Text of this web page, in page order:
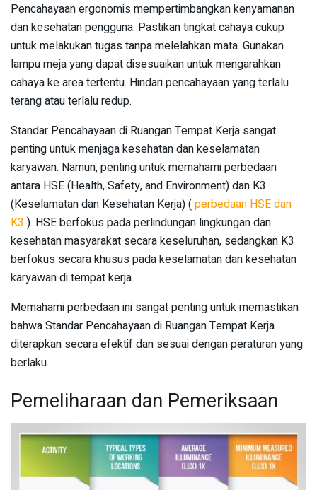
Pencahayaan ergonomis mempertimbangkan kenyamanan
dan kesehatan pengguna. Pastikan tingkat cahaya cukup
untuk melakukan tugas tanpa melelahkan mata. Gunakan
lampu meja yang dapat disesuaikan untuk mengarahkan
cahaya ke area tertentu. Hindari pencahayaan yang terlalu
terang atau terlalu redup.
Standar Pencahayaan di Ruangan Tempat Kerja sangat
penting untuk menjaga kesehatan dan keselamatan
karyawan. Namun, penting untuk memahami perbedaan
antara HSE (Health, Safety, and Environment) dan K3
(Keselamatan dan Kesehatan Kerja) (perbedaan HSE dan
K3 ). HSE berfokus pada perlindungan lingkungan dan
kesehatan masyarakat secara keseluruhan, sedangkan K3
berfokus secara khusus pada keselamatan dan kesehatan
karyawan di tempat kerja.
Memahami perbedaan ini sangat penting untuk memastikan
bahwa Standar Pencahayaan di Ruangan Tempat Kerja
diterapkan secara efektif dan sesuai dengan peraturan yang
berlaku.
Pemeliharaan dan Pemeriksaan